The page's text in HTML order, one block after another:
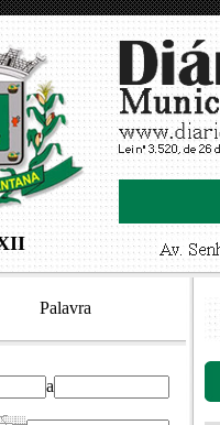
Palavra
a